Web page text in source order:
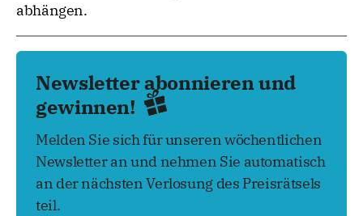
abhängen.
Newsletter abonnieren und
gewinnen!
Melden Sie sich für unseren wöchentlichen
Newsletter an und nehmen Sie automatisch
an der nächsten Verlosung des Preisrätsels
teil.